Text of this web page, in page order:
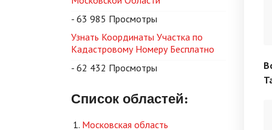
- 63 985 Просмотры
Узнать Координаты Участка по
Кадастровому Номеру Бесплатно
- 62 432 Просмотры
Список областей:
Московская область